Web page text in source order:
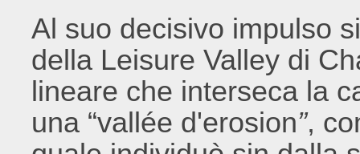
Al suo decisivo impulso
della Leisure Valley di
lineare che interseca la
una “vallée d'erosion”,